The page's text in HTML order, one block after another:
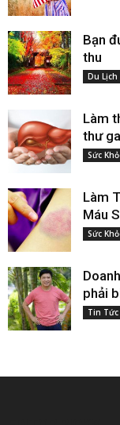
Bạn
thu
Du Lịch
Làm
thư
Sức
Làm
Máu
Sức
phải
Tin Tức